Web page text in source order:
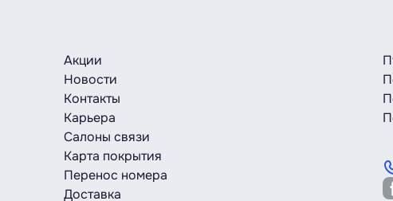
Акции
Новости
Контакты
Карьера
Салоны связи
Карта покрытия
Перенос номера
Доставка